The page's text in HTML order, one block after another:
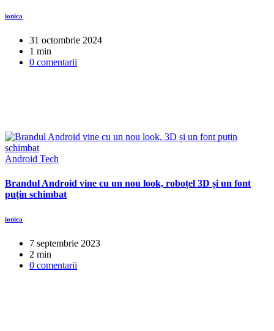
ionica
31 octombrie 2024
1 min
0 comentarii
Android Tech
Brandul Android vine cu un nou look, roboțel 3D și un font
puțin schimbat
ionica
7 septembrie 2023
2 min
0 comentarii